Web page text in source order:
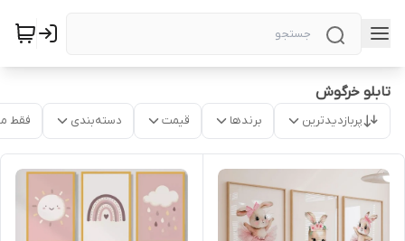
تابلو خرگوش
پربازدیدترین برندها قیمت دسته‌بندی فقط